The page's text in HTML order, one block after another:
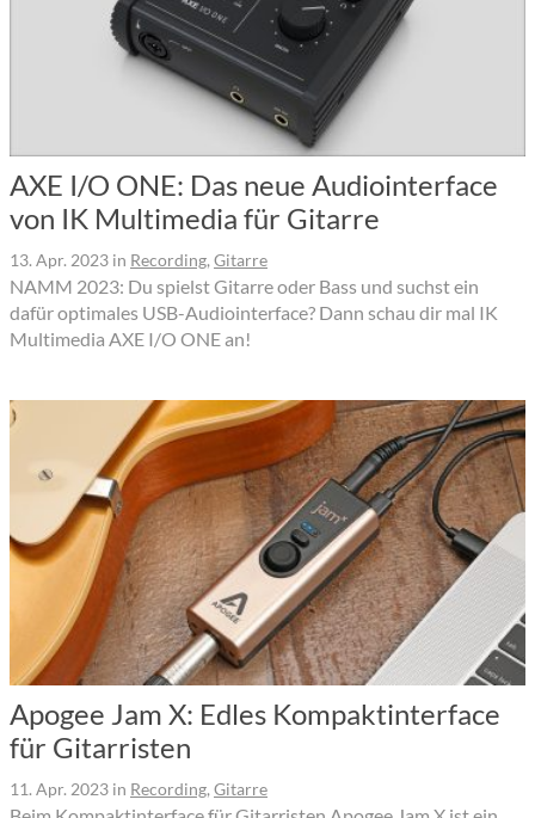
AXE I/O ONE: Das neue Audiointerface
von IK Multimedia für Gitarre
13. Apr. 2023 in Recording, Gitarre
NAMM 2023: Du spielst Gitarre oder Bass und suchst ein
dafür optimales USB-Audiointerface? Dann schau dir mal IK
Multimedia AXE I/O ONE an!
Apogee Jam X: Edles Kompaktinterface
für Gitarristen
11. Apr. 2023 in Recording, Gitarre